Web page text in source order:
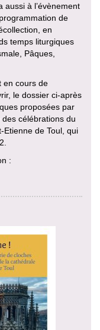
aussi à l’évènement
de
en
temps liturgiques
Pâques,
en cours de
le dossier ci-après
proposées par
célébrations du
Etienne de Toul, qui
: